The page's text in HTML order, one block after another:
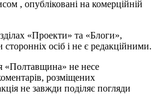
, опубліковані на комерційній
«Проекти» та «Блоги»,
сторонніх осіб і не є редакційними.
«Полтавщина» не несе
розміщених
не завжди поділяє погляди